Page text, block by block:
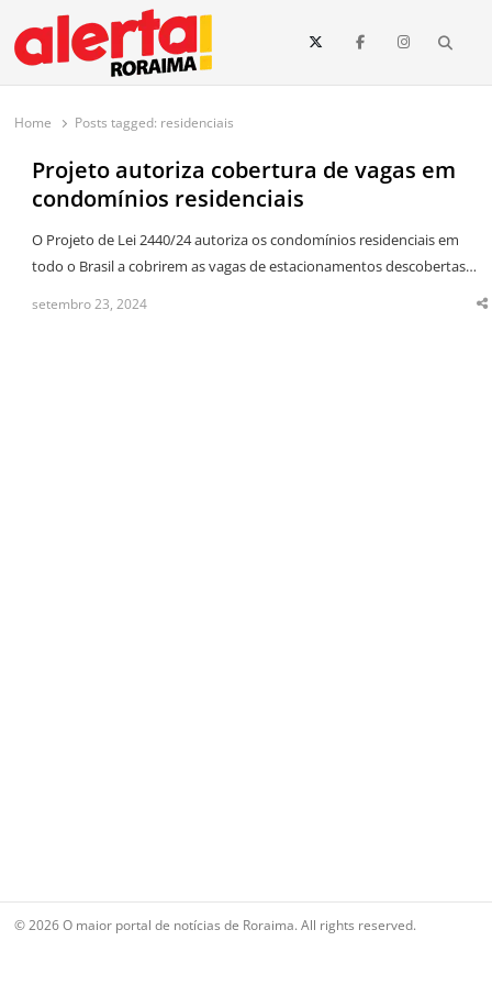
conteúdo
O maior portal de notícias de Roraima
O Alerta Roraima é seu portal de notícias completo sobre política,
e todo o estado de Roraima. Fique sempre informado com
Home Posts tagged: residenciais
Projeto autoriza cobertura de vagas em
condomínios residenciais
O Projeto de Lei 2440/24 autoriza os condomínios residenciais em
todo o Brasil a cobrirem as vagas de estacionamentos descobertas…
setembro 23, 2024
© 2026 O maior portal de notícias de Roraima. All rights reserved.